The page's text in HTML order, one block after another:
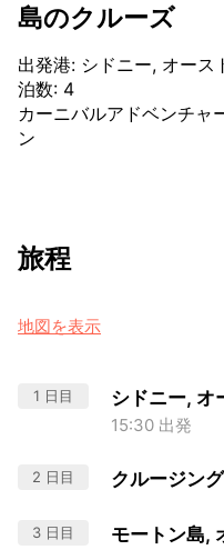
島のクルーズ
出発港: シドニー, オース
泊数: 4
カーニバルアドベンチャ
ン
旅程
地図を表示
1 日目 シドニー, オ
15:30 出発
2 日目 クルージング
3 日目 モートン島,